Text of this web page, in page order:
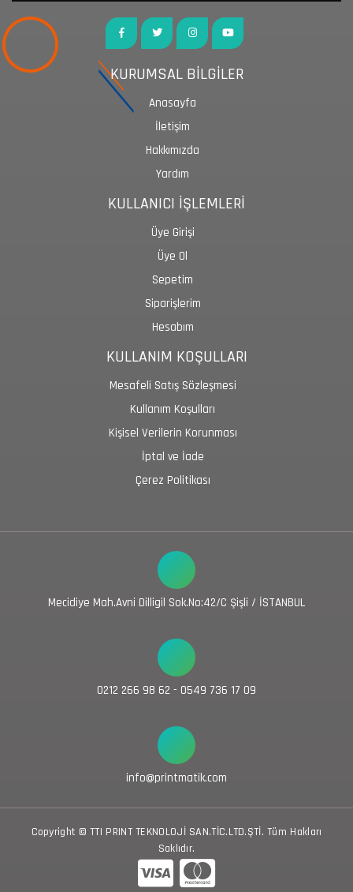
KURUMSAL BİLGİLER
Anasayfa
İletişim
Hakkımızda
Yardım
KULLANICI İŞLEMLERİ
Üye Girişi
Üye Ol
Sepetim
Siparişlerim
Hesabım
KULLANIM KOŞULLARI
Mesafeli Satış Sözleşmesi
Kullanım Koşulları
Kişisel Verilerin Korunması
İptal ve İade
Çerez Politikası
Mecidiye Mah.Avni Dilligil Sok.No:42/C Şişli / İSTANBUL
0212 266 98 62 - 0549 736 17 09
info@printmatik.com
Copyright © TTI PRINT TEKNOLOJİ SAN.TİC.LTD.ŞTİ. Tüm Hakları
Saklıdır.